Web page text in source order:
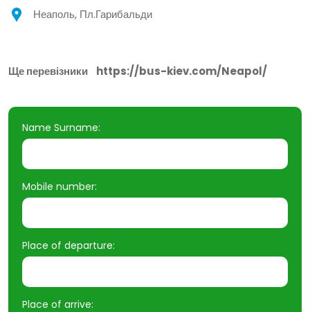
Неаполь, Пл.Гарибальди
Ще перевізники https://bus-kiev.com/Neapol/
Name Surname:
Mobile number:
Place of departure:
Place of arrive: